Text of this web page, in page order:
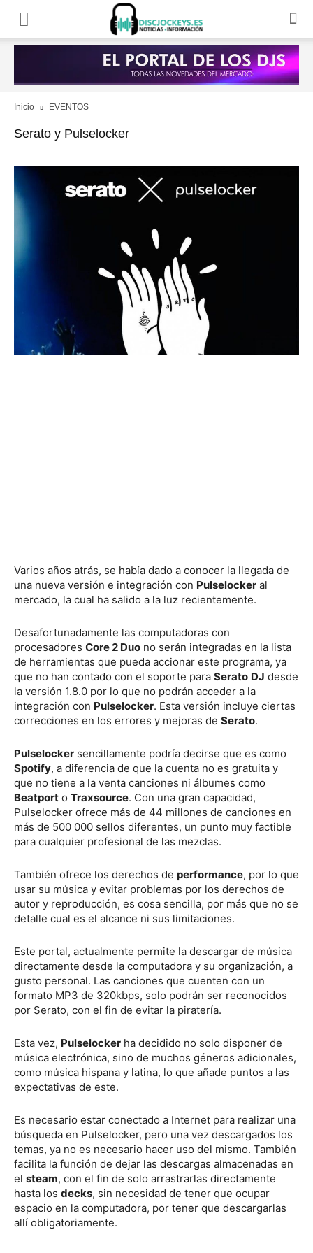
Inicio EVENTOS
Serato y Pulselocker
Varios años atrás, se había dado a conocer la llegada de
una nueva versión e integración con Pulselocker al
mercado, la cual ha salido a la luz recientemente.
Desafortunadamente las computadoras con
procesadores Core 2 Duo no serán integradas en la lista
de herramientas que pueda accionar este programa, ya
que no han contado con el soporte para Serato DJ desde
la versión 1.8.0 por lo que no podrán acceder a la
integración con Pulselocker. Esta versión incluye ciertas
correcciones en los errores y mejoras de Serato.
Pulselocker sencillamente podría decirse que es como
Spotify, a diferencia de que la cuenta no es gratuita y
que no tiene a la venta canciones ni álbumes como
Beatport o Traxsource. Con una gran capacidad,
Pulselocker ofrece más de 44 millones de canciones en
más de 500 000 sellos diferentes, un punto muy factible
para cualquier profesional de las mezclas.
También ofrece los derechos de performance, por lo que
usar su música y evitar problemas por los derechos de
autor y reproducción, es cosa sencilla, por más que no se
detalle cual es el alcance ni sus limitaciones.
Este portal, actualmente permite la descargar de música
directamente desde la computadora y su organización, a
gusto personal. Las canciones que cuenten con un
formato MP3 de 320kbps, solo podrán ser reconocidos
por Serato, con el fin de evitar la piratería.
Esta vez, Pulselocker ha decidido no solo disponer de
música electrónica, sino de muchos géneros adicionales,
como música hispana y latina, lo que añade puntos a las
expectativas de este.
Es necesario estar conectado a Internet para realizar una
búsqueda en Pulselocker, pero una vez descargados los
temas, ya no es necesario hacer uso del mismo. También
facilita la función de dejar las descargas almacenadas en
el steam, con el fin de solo arrastrarlas directamente
hasta los decks, sin necesidad de tener que ocupar
espacio en la computadora, por tener que descargarlas
allí obligatoriamente.